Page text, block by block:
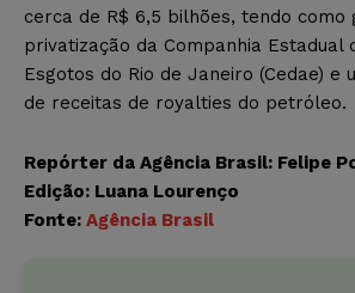
cerca de R$ 6,5 bilhões, tendo como
privatização da Companhia Estadual
Esgotos do Rio de Janeiro (Cedae) e
de receitas de royalties do petróleo.
Repórter da Agência Brasil: Felipe
Edição: Luana Lourenço
Fonte: Agência Brasil